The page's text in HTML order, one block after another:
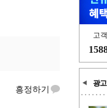
고
광고
흥정하기